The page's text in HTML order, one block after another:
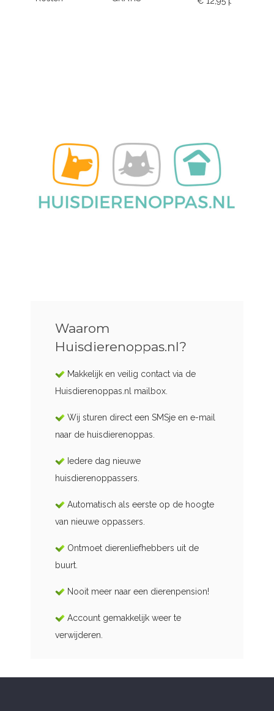
Waarom
Huisdierenoppas.nl?
Makkelijk en veilig contact via de
Huisdierenoppas.nl mailbox.
Wij sturen direct een SMSje en e-mail
naar de huisdierenoppas.
Iedere dag nieuwe
huisdierenoppassers.
Automatisch als eerste op de hoogte
van nieuwe oppassers.
Ontmoet dierenliefhebbers uit de
buurt.
Nooit meer naar een dierenpension!
Account gemakkelijk weer te
verwijderen.